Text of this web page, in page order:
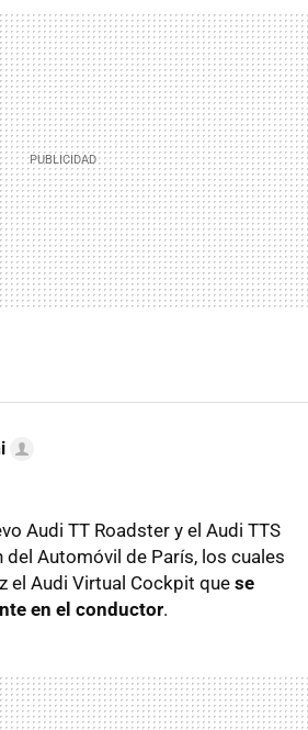
MAIL
Audi TT Roadster y el Audi TTS
del Automóvil de París, los cuales
el Audi Virtual Cockpit que se
en el conductor.